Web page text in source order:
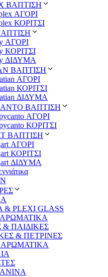
ΒΑΠΤΙΣΗ
ΑΓΟΡΙ
ΚΟΡΙΤΣΙ
ΑΓΟΡΙ
ΚΟΡΙΤΣΙ
ΔΙΔΥΜΑ
ΒΑΠΤΙΣΗ
ΑΓΟΡΙ
ΚΟΡΙΤΣΙ
ΔΙΔΥΜΑ
ΒΑΠΤΙΣΗ
ΑΓΟΡΙ
ΚΟΡΙΤΣΙ
ΒΑΠΤΙΣΗ
ΑΓΟΡΙ
ΚΟΡΙΤΣΙ
ΔΙΔΥΜΑ
PLEXI GLASS
& ΠΑΙΔΙΚΕΣ
& ΠΕΤΡΙΝΕΣ
ΑΡΩΜΑΤΙΚΑ